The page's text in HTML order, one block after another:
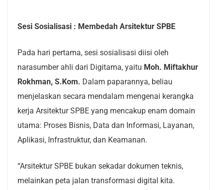
Sesi Sosialisasi : Membedah Arsitektur SPBE
Pada hari pertama, sesi sosialisasi diisi oleh
narasumber ahli dari Digitama, yaitu Moh. Miftakhur
Rokhman, S.Kom. Dalam paparannya, beliau
menjelaskan secara mendalam mengenai kerangka
kerja Arsitektur SPBE yang mencakup enam domain
utama: Proses Bisnis, Data dan Informasi, Layanan,
Aplikasi, Infrastruktur, dan Keamanan.
“Arsitektur SPBE bukan sekadar dokumen teknis,
melainkan peta jalan transformasi digital kita.